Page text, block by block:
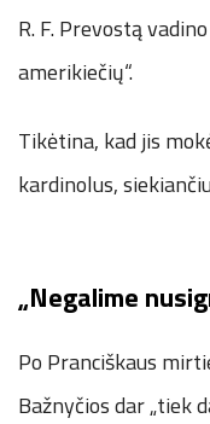
R. F. Prevostą
amerikiečių“.
Tikėtina, kad jis
kardinolus,
„Negalime
Po Pranciškaus
Bažnyčios dar „tiek